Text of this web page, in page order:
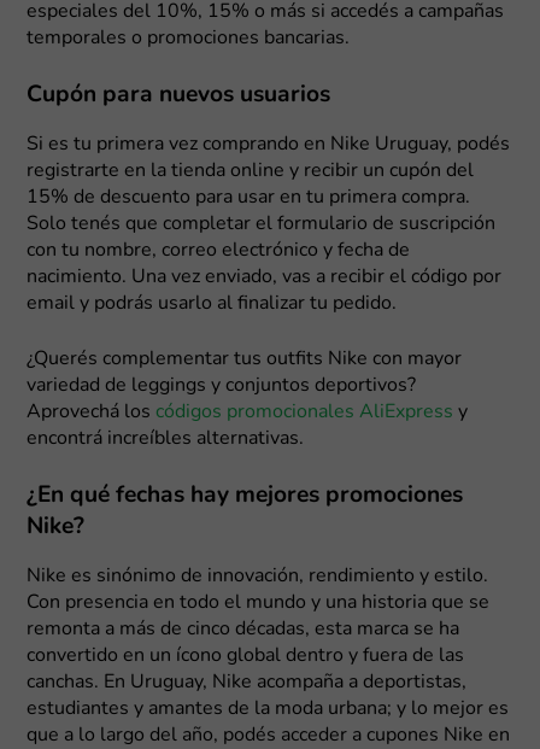
especiales del 10%, 15% o más si accedés a campañas
temporales o promociones bancarias.
Cupón para nuevos usuarios
Si es tu primera vez comprando en Nike Uruguay, podés
registrarte en la tienda online y recibir un cupón del
15% de descuento para usar en tu primera compra.
Solo tenés que completar el formulario de suscripción
con tu nombre, correo electrónico y fecha de
nacimiento. Una vez enviado, vas a recibir el código por
email y podrás usarlo al finalizar tu pedido.
¿Querés complementar tus outfits Nike con mayor
variedad de leggings y conjuntos deportivos?
Aprovechá los códigos promocionales AliExpress y
encontrá increíbles alternativas.
¿En qué fechas hay mejores promociones
Nike?
Nike es sinónimo de innovación, rendimiento y estilo.
Con presencia en todo el mundo y una historia que se
remonta a más de cinco décadas, esta marca se ha
convertido en un ícono global dentro y fuera de las
canchas. En Uruguay, Nike acompaña a deportistas,
estudiantes y amantes de la moda urbana; y lo mejor es
que a lo largo del año, podés acceder a cupones Nike en